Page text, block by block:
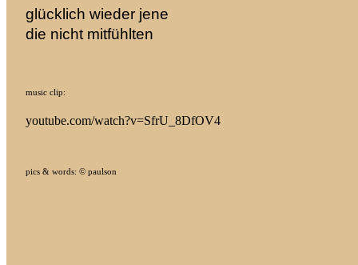
glücklich wieder jene
die nicht mitfühlten
music clip:
youtube.com/watch?v=SfrU_8DfOV4
pics & words: © paulson